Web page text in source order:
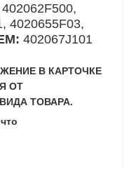
402062F500,
4020655F03,
402067J101
В КАРТОЧКЕ
ОТ
ТОВАРА.